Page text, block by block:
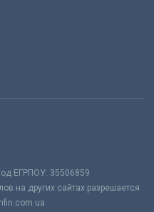
ЕГРПОУ: 35506859
на других сайтах разрешается